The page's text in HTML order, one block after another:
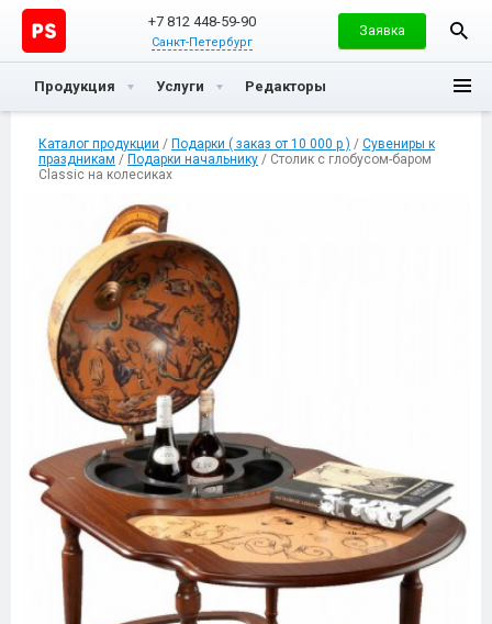
+7 812 448-59-90
Санкт-Петербург
Заявка
Продукция Услуги Редакторы
Каталог продукции / Подарки ( заказ от 10 000 р ) / Сувениры к
праздникам / Подарки начальнику / Столик с глобусом-баром
Classic на колесиках